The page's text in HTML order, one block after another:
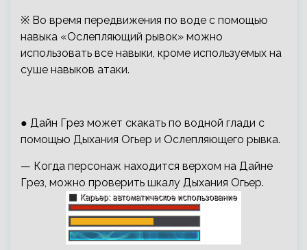
※ Во время передвижения по воде с помощью
навыка «Ослепляющий рывок» можно
использовать все навыки, кроме используемых на
суше навыков атаки.
● Дайн Грез может скакать по водной глади с
помощью Дыхания Огьер и Ослепляющего рывка.
— Когда персонаж находится верхом на Дайне
Грез, можно проверить шкалу Дыхания Огьер.